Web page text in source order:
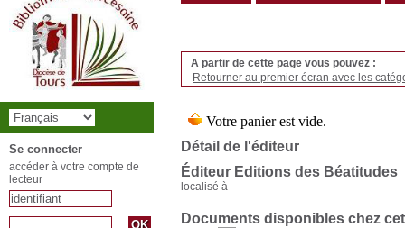
A partir de cette page vous pouvez :
Retourner au premier écran avec les
Détail de l'éditeur
Éditeur Editions des Béatitudes
localisé à
Documents disponibles chez
Se connecter
accéder à votre compte de
lecteur